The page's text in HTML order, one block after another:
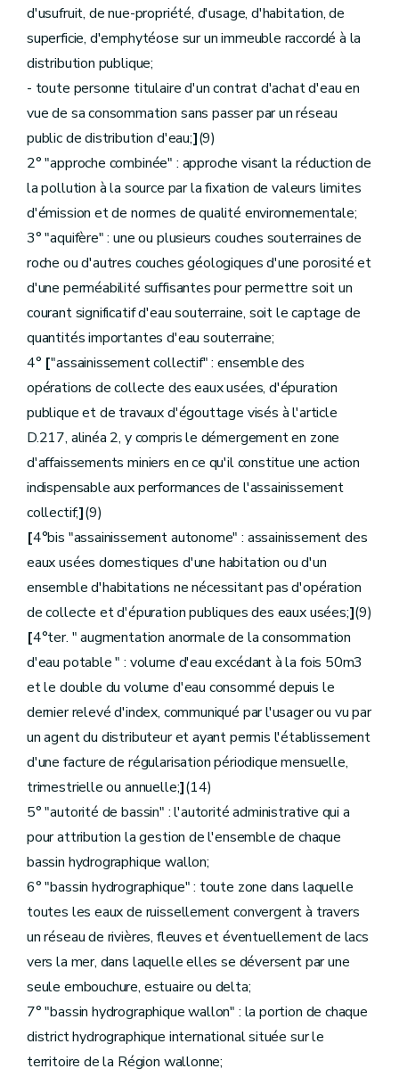
Art.D.240.
Art.D.241.
Art.
Art.D.243.
Art.D.244.
Art.D.246.
Art.D.247.
Art. D.248.
Art.D.249.
Art.D.250.
Art.
D.251.
Section3 à 5. -[...] [Décret-programme 12.12.2014]
Chapitre[II. -Mécanismes de récupération des coûts autres que la tarification
Section
1re. - Dispositions générales
] [Décret-programme 12.12.2014]
Art. D.252.
Section [2. - Taxe et contribution sur les prises d'eau
Sous-section[1re. - Prises d'eau potabilisable
Art. D.253.
Art.D.254.
Art.D.255.
Sous-section[ 2.
- Prises d'eau souterraine non potabilisable
Art.D.256.
Sous-section[2/1. Prises d'eau d'exhaure
[D.256/1.
Section[3.
Taxe sur le déversement des eaux usées
Sous-section[1re. - Dispositions générales
Sous-section[2. - Dispositions particulières relatives aux déversements d'eaux usées industrielles
Art.D.260.
D.261.
Art.D.262.
Art.D.263.
Art.
D.264.
Art.D.265.
Art.D.266.
- Dispositions particulières relatives aux déversements d'eaux usées domestiques
Art.D.267.
Art.D.268.
Art.D.270.
Section[4. - Taxe sur les charges environnementales générées par les exploitations agricoles
D.271.
Art.D.272.
Art.D.273.
Art.
D.274.
Art.D.275.
Section[5.
- Déclaration, paiement et recouvrement des contributions et des taxes
Art.
D.276.
Art.D.277.
Art.D.278.
Art.D.279.
Art.D.280.
Art. D.281.
Art.D.282.
Art.D.283.
Section[6. - Subventions ] [Décret-programme 12.12.2014]
Art.D.284.
Art.
D.285.
Chapitre[III. -Dispositions budgétaires
d'usufruit, de nue-propriété, d'usage, d'habitation, de
superficie, d'emphytéose sur un immeuble raccordé à la
distribution publique;
- toute personne titulaire d'un contrat d'achat d'eau en
vue de sa consommation sans passer par un réseau
public de distribution d'eau;](9)
2° "approche combinée" : approche visant la réduction de
la pollution à la source par la fixation de valeurs limites
d'émission et de normes de qualité environnementale;
3° "aquifère" : une ou plusieurs couches souterraines de
roche ou d'autres couches géologiques d'une porosité et
d'une perméabilité suffisantes pour permettre soit un
courant significatif d'eau souterraine, soit le captage de
quantités importantes d'eau souterraine;
4° ["assainissement collectif" : ensemble des
opérations de collecte des eaux usées, d'épuration
publique et de travaux d'égouttage visés à l'article
D.217, alinéa 2, y compris le démergement en zone
d'affaissements miniers en ce qu'il constitue une action
indispensable aux performances de l'assainissement
collectif;](9)
[4°bis "assainissement autonome" : assainissement des
eaux usées domestiques d'une habitation ou d'un
ensemble d'habitations ne nécessitant pas d'opération
de collecte et d'épuration publiques des eaux usées;](9)
[4°ter. " augmentation anormale de la consommation
d'eau potable " : volume d'eau excédant à la fois 50m3
et le double du volume d'eau consommé depuis le
dernier relevé d'index, communiqué par l'usager ou vu par
un agent du distributeur et ayant permis l'établissement
d'une facture de régularisation périodique mensuelle,
trimestrielle ou annuelle;](14)
5° "autorité de bassin" : l'autorité administrative qui a
pour attribution la gestion de l'ensemble de chaque
bassin hydrographique wallon;
6° "bassin hydrographique" : toute zone dans laquelle
toutes les eaux de ruissellement convergent à travers
un réseau de rivières, fleuves et éventuellement de lacs
vers la mer, dans laquelle elles se déversent par une
seule embouchure, estuaire ou delta;
7° "bassin hydrographique wallon" : la portion de chaque
district hydrographique international située sur le
territoire de la Région wallonne;